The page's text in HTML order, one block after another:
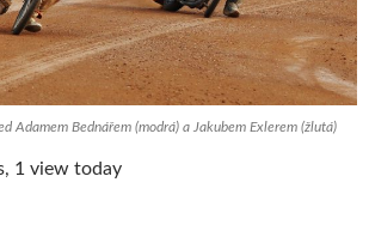
Adamem Bednářem (modrá) a Jakubem Exlerem (žlutá)
1 view today